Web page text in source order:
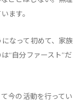
ます。
なって初めて、家族
“自分ファースト”だ
今の活動を行ってい